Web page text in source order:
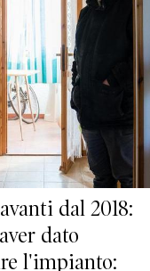
dal 2018:
dato
l'impianto: